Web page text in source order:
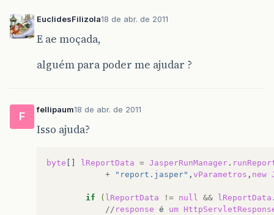
EuclidesFilizola18 de abr. de 2011
E ae moçada,
alguém para poder me ajudar ?
F
fellipaum18 de abr. de 2011
Isso ajuda?
byte [] lReportData = JasperRunManager .
+
"report.jasper" , vParametros , new
if ( lReportData != null && lReportData
// response é um